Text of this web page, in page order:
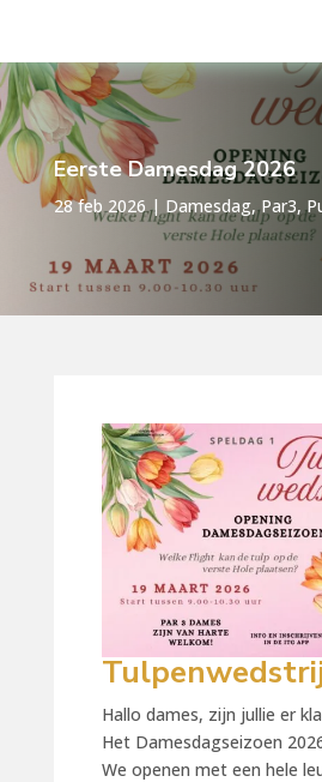
Eerste Damesdag 2026
28 feb 2026| Damesdag,Par3,
Hallo dames, zijn jullie er
Het Damesdagseizoen
We openen met een hele